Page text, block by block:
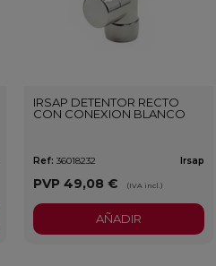
IRSAP DETENTOR RECTO
CON CONEXION BLANCO
Ref: 36018232 Irsap
PVP 49,08 € (IVA incl.)
AÑADIR